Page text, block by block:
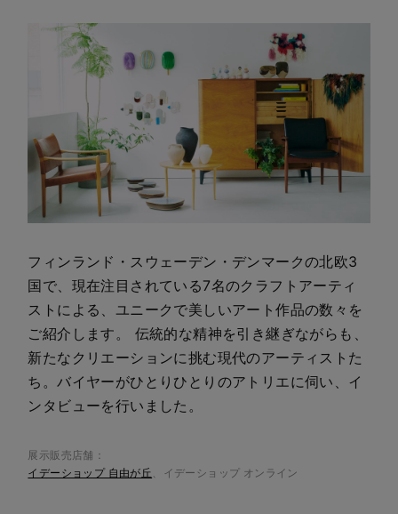
フィンランド・スウェーデン・デンマークの北欧3
国で、現在注目されている7名のクラフトアーティ
ストによる、ユニークで美しいアート作品の数々を
ご紹介します。 伝統的な精神を引き継ぎながらも、
新たなクリエーションに挑む現代のアーティストた
ち。バイヤーがひとりひとりのアトリエに伺い、イ
ンタビューを行いました。
展示販売店舗：
イデーショップ 自由が丘 、イデーショップ オンライン